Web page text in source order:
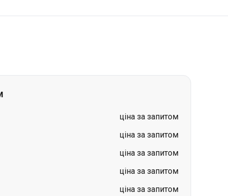
ціна за запитом
ціна за запитом
ціна за запитом
ціна за запитом
ціна за запитом